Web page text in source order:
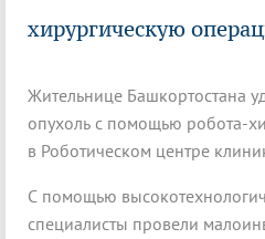
хирургическую
Жительнице Башкортостана
опухоль с помощью робота-
в Роботическом центре
С помощью
специалисты провели